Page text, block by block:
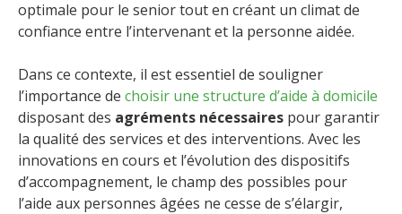
optimale pour le senior tout en créant un climat de
confiance entre l’intervenant et la personne aidée.
Dans ce contexte, il est essentiel de souligner
l’importance de choisir une structure d’aide à domicile
disposant des agréments nécessaires pour garantir
la qualité des services et des interventions. Avec les
innovations en cours et l’évolution des dispositifs
d’accompagnement, le champ des possibles pour
l’aide aux personnes âgées ne cesse de s’élargir,